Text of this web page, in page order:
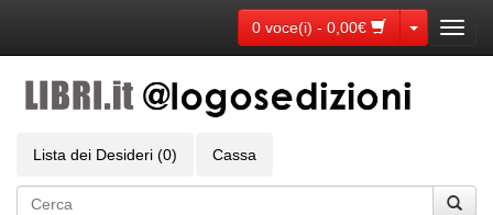
0 voce(i) - 0,00€ Toggle
Lista dei Desideri (0) Cassa